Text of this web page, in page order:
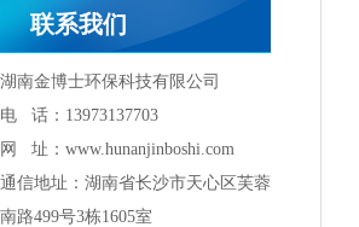
联系我们
湖南金博士环保科技有限公司
电 话：13973137703
网 址：www.hunanjinboshi.com
通信地址：湖南省长沙市天心区芙蓉
南路499号3栋1605室